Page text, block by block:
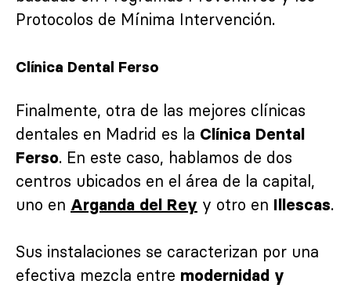
Protocolos de Mínima Intervención.
Clínica Dental Ferso
Finalmente, otra de las mejores clínicas
dentales en Madrid es la Clínica Dental
Ferso. En este caso, hablamos de dos
centros ubicados en el área de la capital,
uno en Arganda del Rey y otro en Illescas.
Sus instalaciones se caracterizan por una
efectiva mezcla entre modernidad y